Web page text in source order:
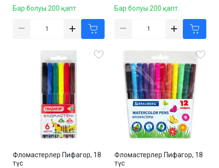
Бар болуы 200 қапт. Бар болуы 200 қапт.
Фломастерлер Пифагор, 18
түс
Фломастерлер Пифагор, 18
түс